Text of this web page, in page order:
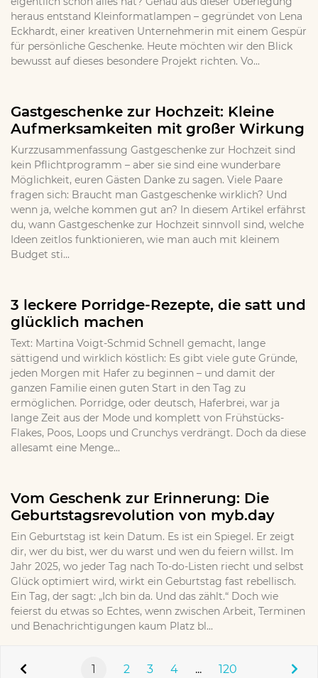
heraus entstand Kleinformatlampen – gegründet von Lena
Eckhardt, einer kreativen Unternehmerin mit einem Gespür
für persönliche Geschenke. Heute möchten wir den Blick
bewusst auf dieses besondere Projekt richten. Vo...
Gastgeschenke zur Hochzeit: Kleine
Aufmerksamkeiten mit großer Wirkung
Kurzzusammenfassung Gastgeschenke zur Hochzeit sind
kein Pflichtprogramm – aber sie sind eine wunderbare
Möglichkeit, euren Gästen Danke zu sagen. Viele Paare
fragen sich: Braucht man Gastgeschenke wirklich? Und
wenn ja, welche kommen gut an? In diesem Artikel erfährst
du, wann Gastgeschenke zur Hochzeit sinnvoll sind, welche
Ideen zeitlos funktionieren, wie man auch mit kleinem
Budget sti...
3 leckere Porridge-Rezepte, die satt und
glücklich machen
Text: Martina Voigt-Schmid Schnell gemacht, lange
sättigend und wirklich köstlich: Es gibt viele gute Gründe,
jeden Morgen mit Hafer zu beginnen – und damit der
ganzen Familie einen guten Start in den Tag zu
ermöglichen. Porridge, oder deutsch, Haferbrei, war ja
lange Zeit aus der Mode und komplett von Frühstücks-
Flakes, Poos, Loops und Crunchys verdrängt. Doch da diese
allesamt eine Menge...
Vom Geschenk zur Erinnerung: Die
Geburtstagsrevolution von myb.day
Ein Geburtstag ist kein Datum. Es ist ein Spiegel. Er zeigt
dir, wer du bist, wer du warst und wen du feiern willst. Im
Jahr 2025, wo jeder Tag nach To-do-Listen riecht und selbst
Glück optimiert wird, wirkt ein Geburtstag fast rebellisch.
Ein Tag, der sagt: „Ich bin da. Und das zählt.“ Doch wie
feierst du etwas so Echtes, wenn zwischen Arbeit, Terminen
und Benachrichtigungen kaum Platz bl...
1 2 3 4 ... 120